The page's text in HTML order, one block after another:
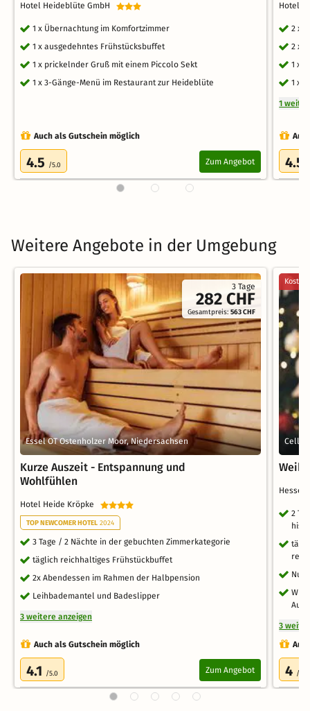
Hotel Heideblüte GmbH
1 x Übernachtung im Komfortzimmer
1 x ausgedehntes Frühstücksbuffet
1 x prickelnder Gruß mit einem Piccolo Sekt
1 x 3-Gänge-Menü im Restaurant zur Heideblüte
Auch als Gutschein möglich
4.5 /5.0 Zum Angebot
Hotel
2 x
2 x
1 x
1 x
1
4.5
Weitere Angebote in der Umgebung
3 Tage
282 CHF
Gesamtpreis:563 CHF
Essel OT Ostenholzer Moor, Niedersachsen
Kurze Auszeit - Entspannung und
Wohlfühlen
Hotel Heide Kröpke
TOP NEWCOMER HOTEL 2024
3 Tage / 2 Nächte in der gebuchten Zimmerkategorie
täglich reichhaltiges Frühstückbuffet
2x Abendessen im Rahmen der Halbpension
Leihbademantel und Badeslipper
3 weitere anzeigen
Auch als Gutschein möglich
4.1 /5.0 Zum Angebot
Celle,
Hesse
2
3
4 /5.0